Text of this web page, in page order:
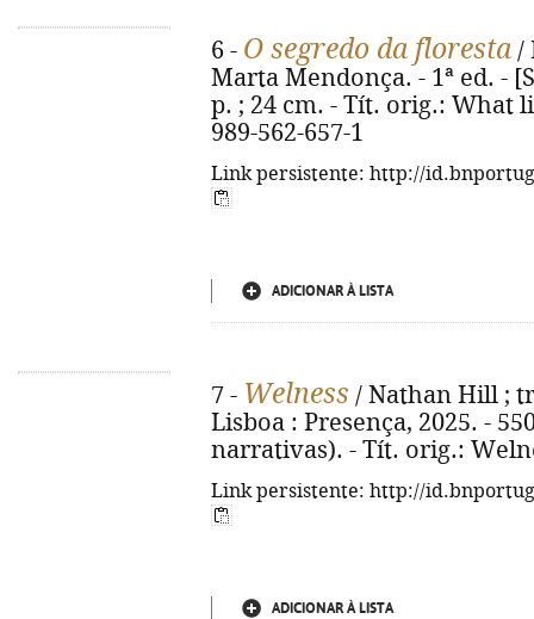
6 - O segredo da floresta /
Marta Mendonça. - 1ª ed. -
p. ; 24 cm. - Tít. orig.: What
989-562-657-1
Link persistente: http://
ADICIONAR À LISTA
7 - Welness / Nathan Hill ;
Lisboa : Presença, 2025. -
narrativas). - Tít. orig.:
Link persistente: http://
ADICIONAR À LISTA